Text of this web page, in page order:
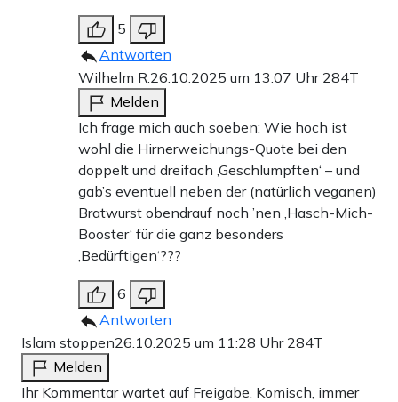
5
Antworten
Wilhelm R. 26.10.2025 um 13:07 Uhr 284T
Melden
Ich frage mich auch soeben: Wie hoch ist
wohl die Hirnerweichungs-Quote bei den
doppelt und dreifach ‚Geschlumpften‘ – und
gab’s eventuell neben der (natürlich veganen)
Bratwurst obendrauf noch ’nen ‚Hasch-Mich-
Booster‘ für die ganz besonders
‚Bedürftigen‘???
6
Antworten
Islam stoppen26.10.2025 um 11:28 Uhr 284T
Melden
Ihr Kommentar wartet auf Freigabe. Komisch, immer